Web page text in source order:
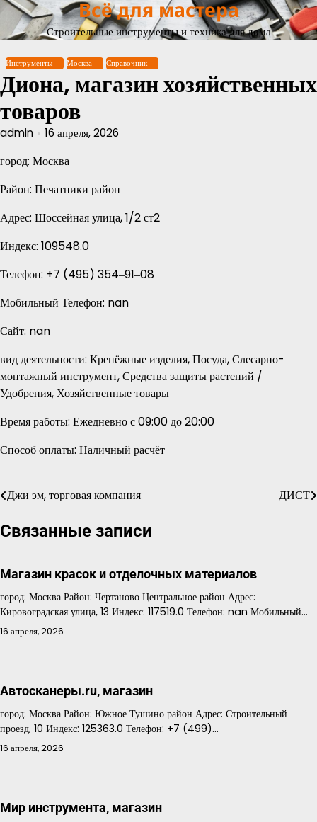
Перейти
содержимому
Всё для мастера
Строительные инструменты и техника для дома
Инструменты Москва Справочник
Диона, магазин хозяйственных
товаров
admin 16 апреля, 2026
город: Москва
Район: Печатники район
Адрес: Шоссейная улица, 1/2 ст2
Индекс: 109548.0
Телефон: +7 (495) 354‒91‒08
Мобильный Телефон: nan
Сайт: nan
вид деятельности: Крепёжные изделия, Посуда, Слесарно-
монтажный инструмент, Средства защиты растений /
Удобрения, Хозяйственные товары
Время работы: Ежедневно с 09:00 до 20:00
Способ оплаты: Наличный расчёт
Навигация
по
Джи эм, торговая компания ДИСТ
Связанные записи
Магазин красок и отделочных материалов
город: Москва Район: Чертаново Центральное район Адрес:
Кировоградская улица, 13 Индекс: 117519.0 Телефон: nan Мобильный…
16 апреля, 2026
Автосканеры.ru, магазин
город: Москва Район: Южное Тушино район Адрес: Строительный
проезд, 10 Индекс: 125363.0 Телефон: +7 (499)…
16 апреля, 2026
Мир инструмента, магазин